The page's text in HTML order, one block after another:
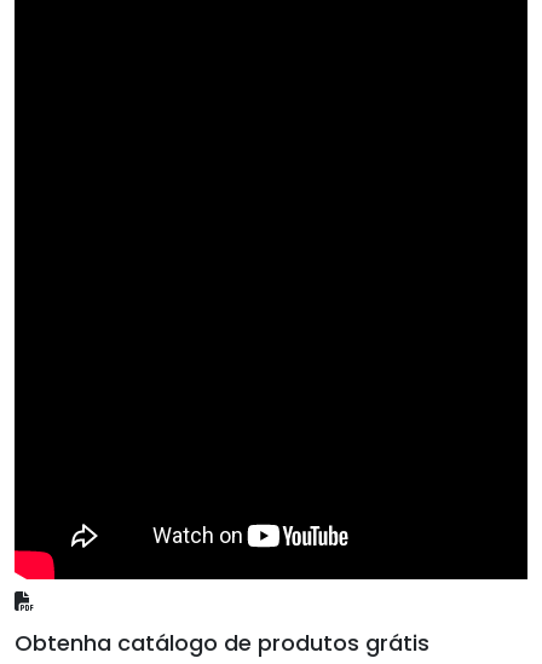
Obtenha catálogo de produtos grátis